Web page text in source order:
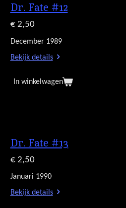
Dr. Fate #12
€ 2,50
December 1989
Bekijk details
In winkelwagen
Dr. Fate #13
€ 2,50
Januari 1990
Bekijk details